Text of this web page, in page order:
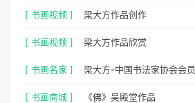
[ 书画视频 ] 梁大方作品创作
[ 书画视频 ] 梁大方作品欣赏
[ 书画名家 ] 梁大方-中国书法家协会会员
[ 书画商城 ] 《佛》吴殿堂作品